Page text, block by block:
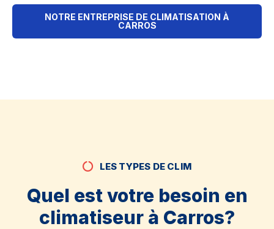
NOTRE ENTREPRISE DE CLIMATISATION À
CARROS
LES TYPES DE CLIM
Quel est votre besoin en
climatiseur à Carros?